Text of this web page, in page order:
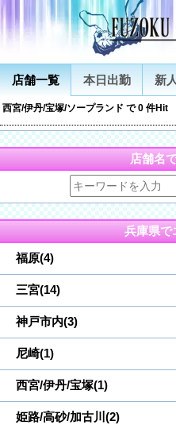
店舗一覧 本日出勤 新
西宮/伊丹/宝塚/ソープランド で 0 件Hit
店舗名
兵庫県で
福原(4)
三宮(14)
神戸市内(3)
尼崎(1)
西宮/伊丹/宝塚(1)
姫路/高砂/加古川(2)